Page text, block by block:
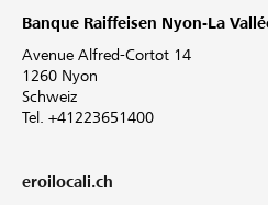
Banque Raiffeisen Nyon-La
Avenue Alfred-Cortot 14
1260 Nyon
Schweiz
Tel. +41223651400
eroilocali.ch